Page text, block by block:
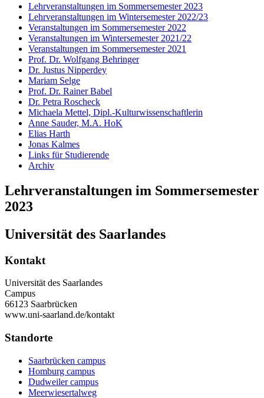
Lehrveranstaltungen im Sommersemester 2023
Lehrveranstaltungen im Wintersemester 2022/23
Veranstaltungen im Sommersemester 2022
Veranstaltungen im Wintersemester 2021/22
Veranstaltungen im Sommersemester 2021
Prof. Dr. Wolfgang Behringer
Dr. Justus Nipperdey
Mariam Selge
Prof. Dr. Rainer Babel
Dr. Petra Roscheck
Michaela Mettel, Dipl.-Kulturwissenschaftlerin
Anne Sauder, M.A. HoK
Elias Harth
Jonas Kalmes
Links für Studierende
Archiv
Lehrveranstaltungen im Sommersemester
2023
Universität des Saarlandes
Kontakt
Universität des Saarlandes
Campus
66123 Saarbrücken
www.uni-saarland.de/kontakt
Standorte
Saarbrücken campus
Homburg campus
Dudweiler campus
Meerwiesertalweg